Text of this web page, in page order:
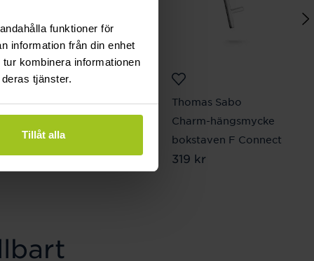
funktioner för
information från din enhet
kombinera informationen
tjänster.
Tillåt alla
Connoisseurs
Cleaner Gold
Pris:199 kr
199 kr
Thomas Sabo
Charm-hängsmycke
bokstaven F Connect
Pris :319 kr
319 kr